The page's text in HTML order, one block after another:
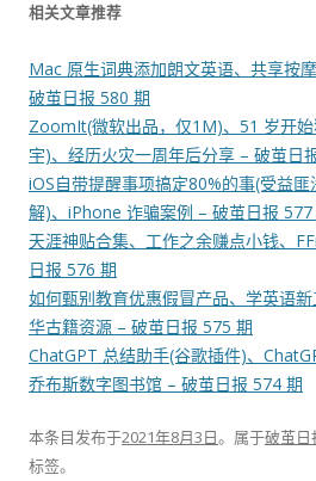
相关文章推荐
Mac 原生词典添加朗文英语、共享按
破茧日报 580 期
ZoomIt(微软出品，仅1M)、51 岁开
宇)、经历火灾一周年后分享 – 破茧日
iOS自带提醒事项搞定80%的事(受益
解)、iPhone 诈骗案例 – 破茧日报 577
天涯神贴合集、工作之余赚点小钱、
日报 576 期
如何甄别教育优惠假冒产品、学英语
华古籍资源 – 破茧日报 575 期
ChatGPT 总结助手(谷歌插件)、
乔布斯数字图书馆 – 破茧日报 574 期
本条目发布于2021年8月3日。属于破茧日
标签。